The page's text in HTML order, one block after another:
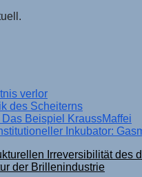
verlor
des Scheiterns
Beispiel KraussMaffei
Inkubator:
Irreversibilität des
der Brillenindustrie